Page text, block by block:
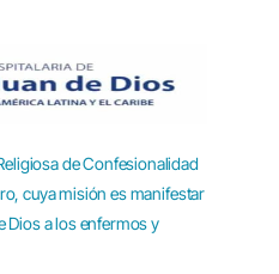
de Confesionalidad
cuya misión es manifestar
Dios a los enfermos y